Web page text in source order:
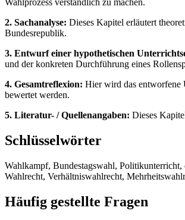
Wahlprozess verständlich zu machen.
2. Sachanalyse: Dieses Kapitel erläutert
Bundesrepublik.
3. Entwurf einer hypothetischen
und der konkreten Durchführung eines
4. Gesamtreflexion: Hier wird das entworfene
bewertet werden.
5. Literatur- / Quellenangaben: Dieses
Schlüsselwörter
Wahlkampf, Bundestagswahl,
Wahlrecht, Verhältniswahlrecht,
Häufig gestellte Fragen